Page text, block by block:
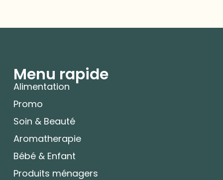
Menu rapide
Alimentation
Promo
Soin & Beauté
Aromatherapie
Bébé & Enfant
Produits ménagers